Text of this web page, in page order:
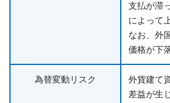
支払が滞
によって
なお、外
価格が下
為替変動リスク
外貨建て
差益が生